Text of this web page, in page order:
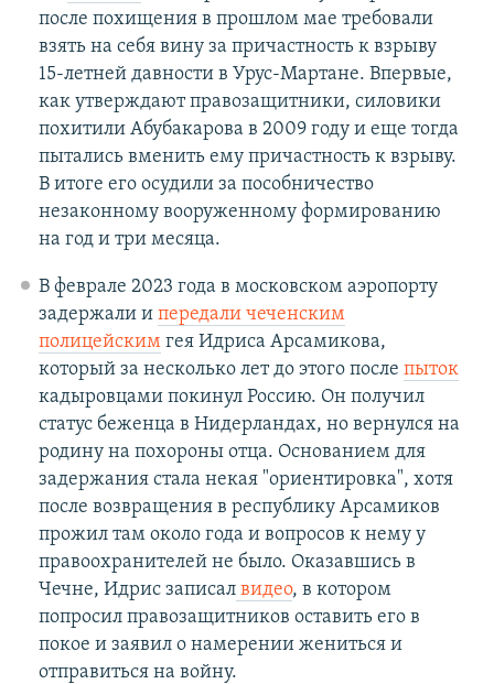
после похищения в прошлом мае требовали
взять на себя вину за причастность к взрыву
15-летней давности в Урус-Мартане. Впервые,
как утверждают правозащитники, силовики
похитили Абубакарова в 2009 году и еще тогда
пытались вменить ему причастность к взрыву.
В итоге его осудили за пособничество
незаконному вооруженному формированию
на год и три месяца.
В феврале 2023 года в московском аэропорту
задержали и передали чеченским
полицейскимгея Идриса Арсамикова,
который за несколько лет до этого после пыток
кадыровцами покинул Россию. Он получил
статус беженца в Нидерландах, но вернулся на
родину на похороны отца. Основанием для
задержания стала некая "ориентировка", хотя
после возвращения в республику Арсамиков
прожил там около года и вопросов к нему у
правоохранителей не было. Оказавшись в
Чечне, Идрис записалвидео, в котором
попросил правозащитников оставить его в
покое и заявил о намерении жениться и
отправиться на войну.